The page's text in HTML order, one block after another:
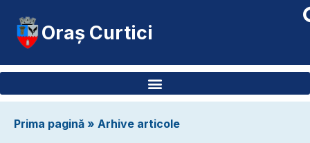
Oraș Curtici
Prima pagină » Arhive articole